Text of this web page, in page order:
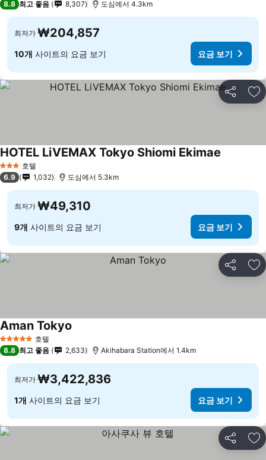
8.8 최고 좋음 8,307 도심에서 4.3km
최저가 ₩204,857
10개 사이트의 요금 보기 요금 보기
공유 즐
3 성급 호텔
HOTEL LiVEMAX Tokyo Shiomi Ekimae
6.9 1,032 도심에서 5.3km
최저가 ₩49,310
9개 사이트의 요금 보기 요금 보기
공유 즐
5 성급 호텔
Aman Tokyo
8.8 최고 좋음 2,633 Akihabara Station에서 1.4km
최저가 ₩3,422,836
1개 사이트의 요금 보기 요금 보기
공유 즐